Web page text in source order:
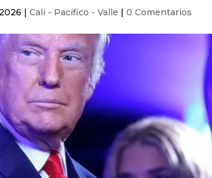
|Cali - Pacifico - Valle |0 Comentarios